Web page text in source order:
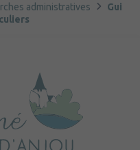
administratives
Gui